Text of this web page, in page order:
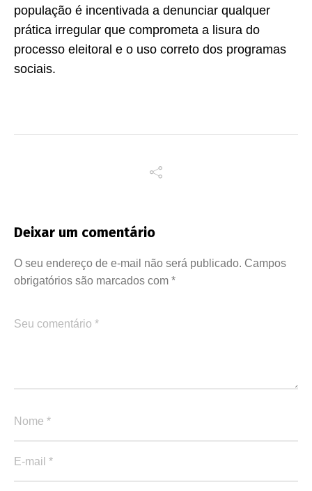
população é incentivada a denunciar qualquer
prática irregular que comprometa a lisura do
processo eleitoral e o uso correto dos programas
sociais.
Deixar um comentário
O seu endereço de e-mail não será publicado. Campos
obrigatórios são marcados com *